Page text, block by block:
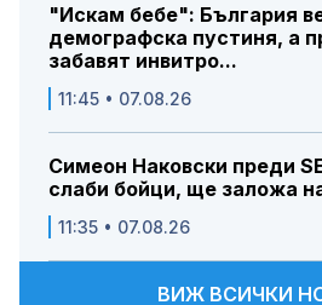
"Искам бебе": България
демографска пустиня, а
забавят инвитро...
11:45 • 07.08.26
Симеон Наковски преди
слаби бойци, ще заложа
11:35 • 07.08.26
ВИЖ ВСИЧКИ